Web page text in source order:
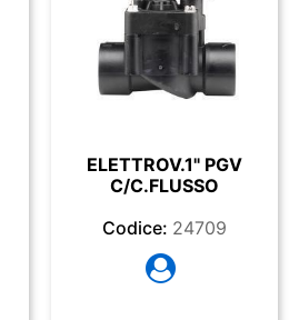
ELETTROV.1" PGV
C/C.FLUSSO
Codice: 24709